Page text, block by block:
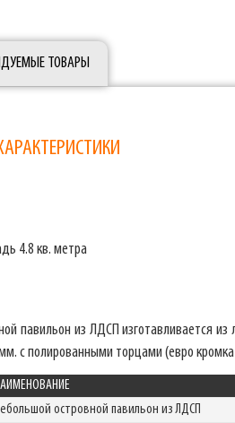
ТОВАРЫ
4.8 кв. метра
павильон из ЛДСП изготавливается
с полированными торцами (евро
островной павильон из ЛДСП